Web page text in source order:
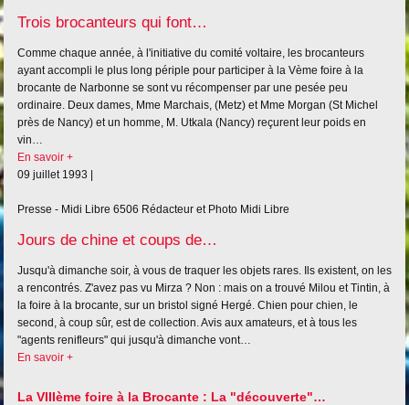
Trois brocanteurs qui font…
Comme chaque année, à l'initiative du comité voltaire, les brocanteurs
ayant accompli le plus long périple pour participer à la Vème foire à la
brocante de Narbonne se sont vu récompenser par une pesée peu
ordinaire. Deux dames, Mme Marchais, (Metz) et Mme Morgan (St Michel
près de Nancy) et un homme, M. Utkala (Nancy) reçurent leur poids en
vin…
En savoir +
09 juillet 1993 |
Presse - Midi Libre 6506 Rédacteur et Photo Midi Libre
Jours de chine et coups de…
Jusqu'à dimanche soir, à vous de traquer les objets rares. Ils existent, on les
a rencontrés. Z'avez pas vu Mirza ? Non : mais on a trouvé Milou et Tintin, à
la foire à la brocante, sur un bristol signé Hergé. Chien pour chien, le
second, à coup sûr, est de collection. Avis aux amateurs, et à tous les
"agents renifleurs" qui jusqu'à dimanche vont…
En savoir +
La VIIIème foire à la Brocante : La "découverte"…